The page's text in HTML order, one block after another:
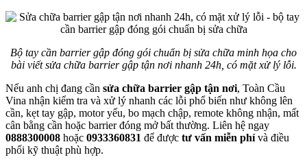
Bộ tay cần barrier gập đóng gói chuẩn bị sửa chữa minh họa cho
bài viết sửa chữa barrier gập tận nơi nhanh 24h, có mặt xử lý lỗi.
Nếu anh chị đang cần sửa chữa barrier gập tận nơi, Toàn Cầu
Vina nhận kiểm tra và xử lý nhanh các lỗi phổ biến như không lên
cần, kẹt tay gập, motor yếu, bo mạch chập, remote không nhận, mất
cân bằng cần hoặc barrier đóng mở bất thường. Liên hệ ngay
0888300008 hoặc 0933360831 để được tư vấn miễn phívà điều
phối kỹ thuật phù hợp.